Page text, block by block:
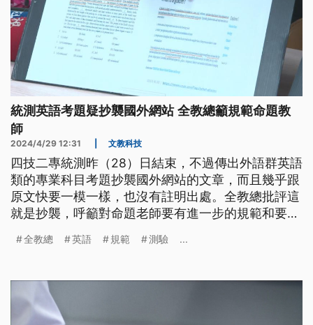
統測英語考題疑抄襲國外網站 全教總籲規範命題教
師
2024/4/29 12:31 文教科技
四技二專統測昨（28）日結束，不過傳出外語群英語
類的專業科目考題抄襲國外網站的文章，而且幾乎跟
原文快要一模一樣，也沒有註明出處。全教總批評這
就是抄襲，呼籲對命題老師要有進一步的規範和要
釐清狀況後再對外公布決議。
全教總 英語 規範 測驗 ...